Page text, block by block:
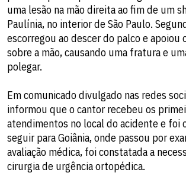
uma lesão na mão direita ao fim de um
Paulínia, no interior de São Paulo.
escorregou ao descer do palco e apoiou
sobre a mão, causando uma fratura e
polegar.
Em comunicado divulgado nas redes
informou que o cantor recebeu os
atendimentos no local do acidente e foi
seguir para Goiânia, onde passou por
avaliação médica, foi constatada a
cirurgia de urgência ortopédica.